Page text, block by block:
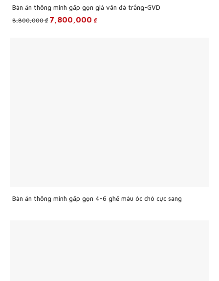
Bàn ăn thông minh gấp gọn giả vân đá trắng-GVD
8,800,000₫ Original
price
7,800,000 ₫Current
Bàn ăn thông minh gấp gọn 4-6 ghế màu óc chó cực sang